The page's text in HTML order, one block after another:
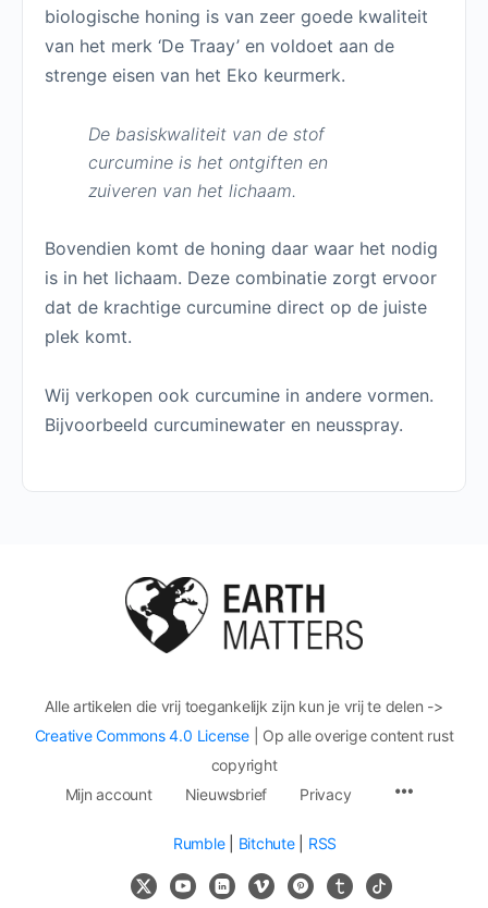
biologische honing is van zeer goede kwaliteit
van het merk ‘De Traay’ en voldoet aan de
strenge eisen van het Eko keurmerk.
De basiskwaliteit van de stof
curcumine is het ontgiften en
zuiveren van het lichaam.
Bovendien komt de honing daar waar het nodig
is in het lichaam. Deze combinatie zorgt ervoor
dat de krachtige curcumine direct op de juiste
plek komt.
Wij verkopen ook curcumine in andere vormen.
Bijvoorbeeld curcuminewater en neusspray.
Alle artikelen die vrij toegankelijk zijn kun je vrij te delen ->
Creative Commons 4.0 License| Op alle overige content rust
copyright
Mijn account
Nieuwsbrief Privacy
Rumble| Bitchute| RSS